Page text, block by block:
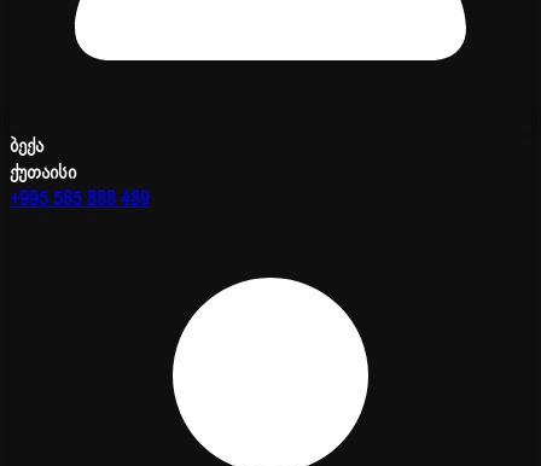
ბექა
ქუთაისი
+995 585 888 489